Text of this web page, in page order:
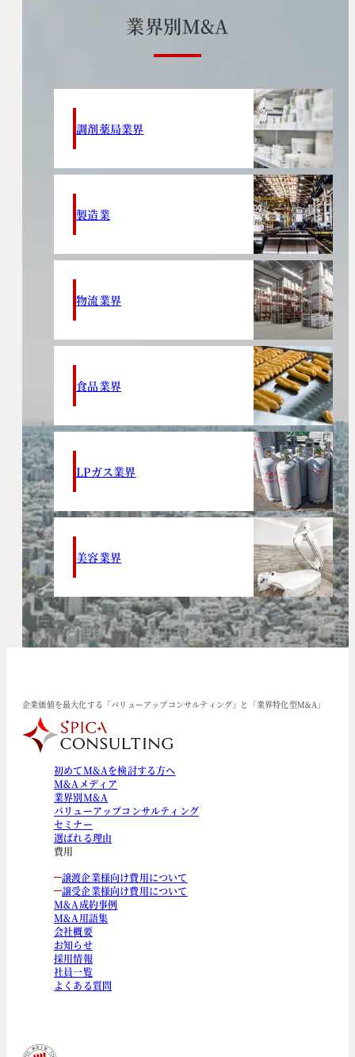
業界別M&A
調剤薬局業界
製造業
物流業界
食品業界
LPガス業界
美容業界
企業価値を最大化する「バリューアップコンサルティング」と「業界特化型M&A」
初めてM&Aを検討する方へ
M&Aメディア
業界別M&A
バリューアップコンサルティング
セミナー
選ばれる理由
費用
譲渡企業様向け費用について
譲受企業様向け費用について
M&A成約事例
M&A用語集
会社概要
お知らせ
採用情報
社員一覧
よくある質問